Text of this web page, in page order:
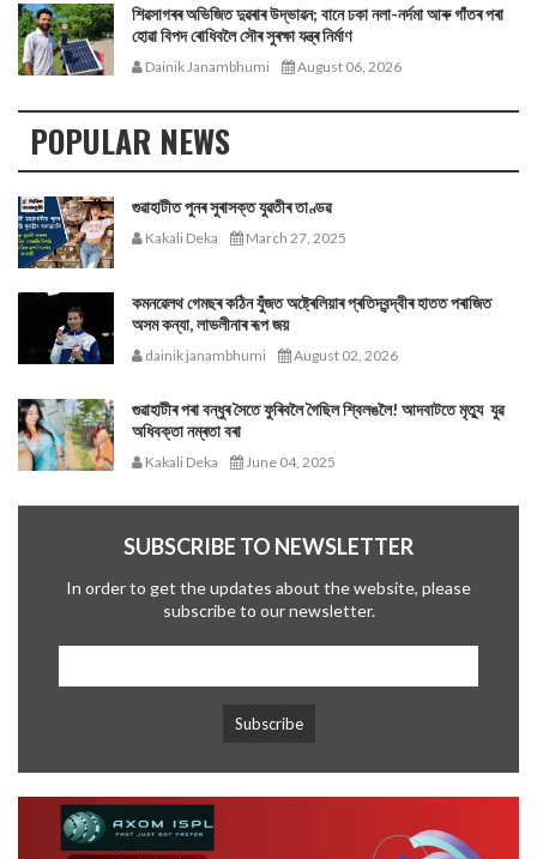
শিৱসাগৰৰ অভিজিত দুৱৰাৰ উদ্ভাৱন; বানে ঢকা নলা-নৰ্দমা আৰু গাঁতৰ পৰা
হোৱা বিপদ ৰোধিবলৈ সৌৰ সুৰক্ষা যন্ত্ৰ নিৰ্মাণ
Dainik Janambhumi August 06, 2026
POPULAR NEWS
গুৱাহাটীত পুনৰ সুৰাসক্ত যুৱতীৰ তাণ্ডৱ
Kakali Deka March 27, 2025
কমনৱেলথ গেমছৰ কঠিন যুঁজত অষ্ট্ৰেলিয়াৰ প্ৰতিদ্বন্দ্বীৰ হাতত পৰাজিত
অসম কন্যা, লাভলীনাৰ ৰূপ জয়
dainik janambhumi August 02, 2026
গুৱাহাটীৰ পৰা বন্ধুৰ সৈতে ফুৰিবলৈ গৈছিল শ্বিলঙলৈ! আদবাটতে মৃত্যু যুৱ
অধিবক্তা নম্ৰতা বৰা
Kakali Deka June 04, 2025
SUBSCRIBE TO NEWSLETTER
In order to get the updates about the website, please
subscribe to our newsletter.